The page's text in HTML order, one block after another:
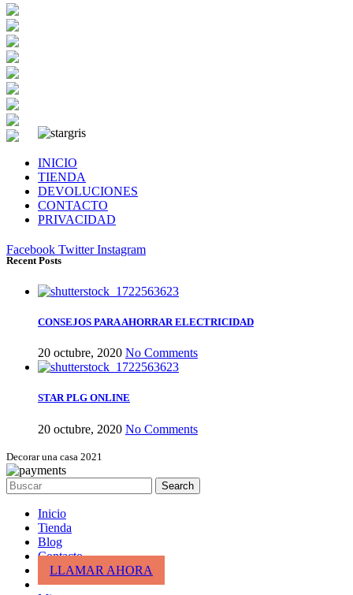
INICIO
TIENDA
DEVOLUCIONES
CONTACTO
PRIVACIDAD
Facebook Twitter Instagram
Recent Posts
CONSEJOS PARA AHORRAR ELECTRICIDAD
20 octubre, 2020 No Comments
STAR PLG ONLINE
20 octubre, 2020 No Comments
Decorar una casa 2021
Search
Inicio
Tienda
Blog
Contacto
LLAMAR AHORA